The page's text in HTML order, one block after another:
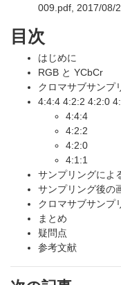
009.pdf, 2017/08/
目次
はじめに
RGB と YCbCr
クロマサブサンプ
4:4:4 4:2:2 4:2:0
4:4:4
4:2:2
4:2:0
4:1:1
サンプリングによ
サンプリング後の
クロマサブサンプ
まとめ
疑問点
参考文献